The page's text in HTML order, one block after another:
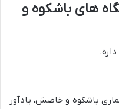
های باشکوه و
باشکوه و خاصش، یادآور